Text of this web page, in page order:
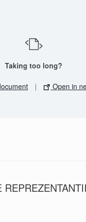
Taking too long?
| Open in